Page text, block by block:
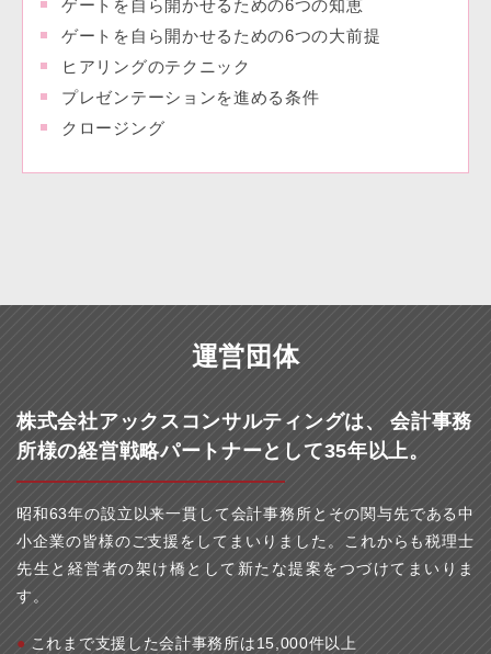
ゲートを自ら開かせるための6つの大前提
ヒアリングのテクニック
プレゼンテーションを進める条件
クロージング
運営団体
株式会社アックスコンサルティングは、
会計事務
所様の経営戦略パートナーとして35年以上。
昭和63年の設立以来一貫して会計事務所とその関与先である中
小企業の皆様のご支援をしてまいりました。これからも税理士
先生と経営者の架け橋として新たな提案をつづけてまいりま
す。
これまで支援した会計事務所は15,000件以上